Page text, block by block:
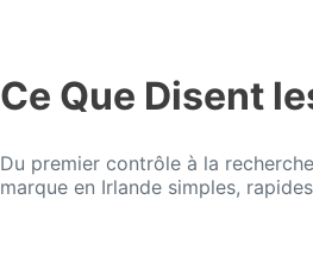
Ce Que Disent
Du premier contrôle à la
marque en Irlande simples,